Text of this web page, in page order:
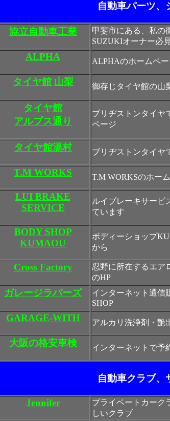
自動車パーツ、
協立自動車工業
甲斐市にある、私
SUZUKIオーナー必
ALPHA ALPHAのホームペ
タイヤ館 山梨 御存じタイヤ館の山
タイヤ館
アルプス通り
ブリヂストンタイヤ
ページ
タイヤ館湯村 ブリヂストンタイヤ
T.M WORKS T.M WORKSのホー
LUI BRAKE
SERVICE
ルイブレーキサー
ています
BODY SHOP
KUMAOU
ボディーショップ
から
Cross Factory
忍野に所在するエア
のHP
ガレージラバーズ
インターネット通信
SHOP
GARAGE-WITH アルカリ洗浄剤・艶
大阪の格安車検 インターネットで
自動車クラブ、
Jennifer
プライベートカー
しいクラブ